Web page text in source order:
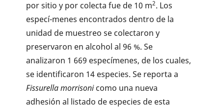
por sitio y por colecta fue de 10 m2. Los
especí-menes encontrados dentro de la
unidad de muestreo se colectaron y
preservaron en alcohol al 96 %. Se
analizaron 1 669 especímenes, de los cuales,
se identificaron 14 especies. Se reporta a
Fissurella morrisonicomo una nueva
adhesión al listado de especies de esta